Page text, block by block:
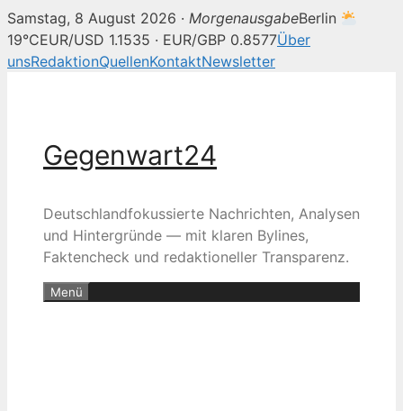
Samstag, 8 August 2026 · MorgenausgabeBerlin
19°CEUR/USD 1.1535 · EUR/GBP 0.8577Über
unsRedaktionQuellenKontaktNewsletter
Gegenwart24
Deutschlandfokussierte Nachrichten, Analysen
und Hintergründe — mit klaren Bylines,
Faktencheck und redaktioneller Transparenz.
Menü